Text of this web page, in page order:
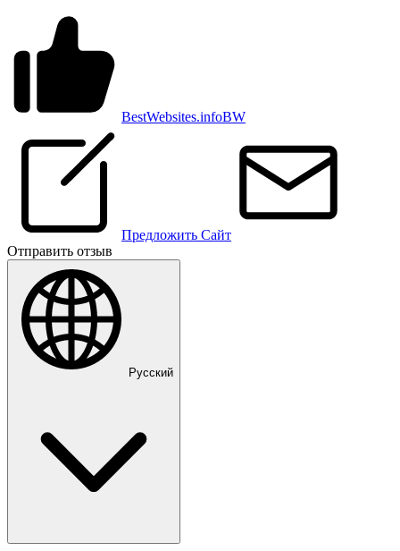
BestWebsites.infoBW
Предложить Сайт
Отправить отзыв
Pусский